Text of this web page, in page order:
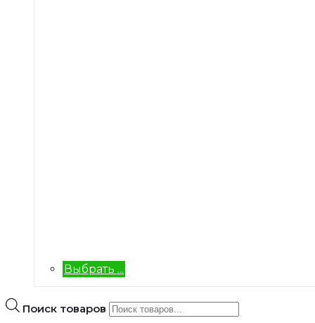
Выбрать ...
Поиск товаров